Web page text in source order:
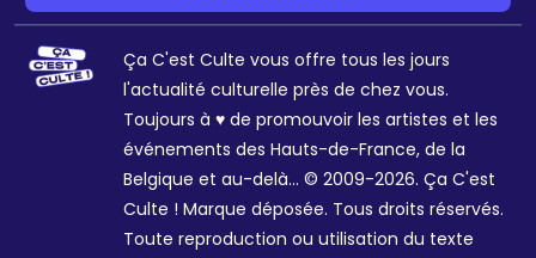
Ça C'est Culte vous offre tous les jours
l'actualité culturelle près de chez vous.
Toujours à ♥ de promouvoir les artistes et les
événements des Hauts-de-France, de la
Belgique et au-delà... © 2009-2026. Ça C'est
Culte ! Marque déposée. Tous droits réservés.
Toute reproduction ou utilisation du texte